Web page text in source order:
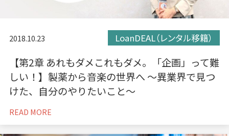
2018.10.23 LoanDEAL（レンタル移籍）
【第2章 あれもダメこれもダメ。「企画」って難
しい！】製薬から音楽の世界へ 〜異業界で見つ
けた、自分のやりたいこと〜
READ MORE